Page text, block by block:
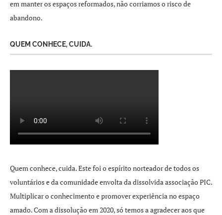
em manter os espaços reformados, não corriamos o risco de
abandono.
QUEM CONHECE, CUIDA.
Quem conhece, cuida. Este foi o espírito norteador de todos os
voluntários e da comunidade envolta da dissolvida associação PIC.
Multiplicar o conhecimento e promover experiência no espaço
amado. Com a dissolução em 2020, só temos a agradecer aos que